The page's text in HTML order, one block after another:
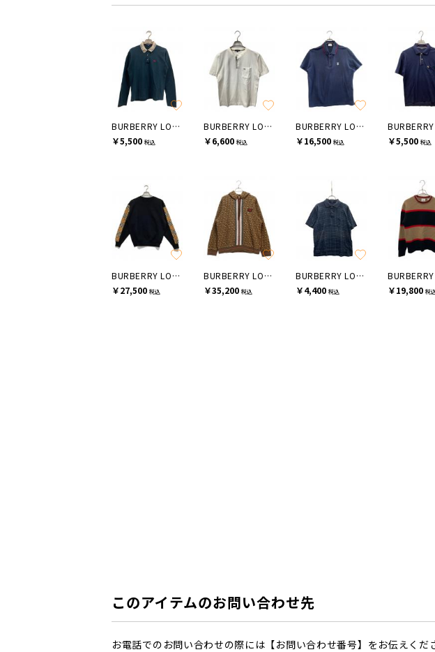
BURBERRY LONDON
￥5,500 税込
BURBERRY LONDON
￥6,600 税込
BURBERRY LONDON
￥16,500 税込
￥5,500 税込
BURBERRY LONDON
￥27,500 税込
BURBERRY LONDON
￥35,200 税込
BURBERRY LONDON
￥4,400 税込
￥19,800 税込
このアイテムのお問い合わせ先
お電話でのお問い合わせの際には【お問い合わせ番号】をお伝えくだ